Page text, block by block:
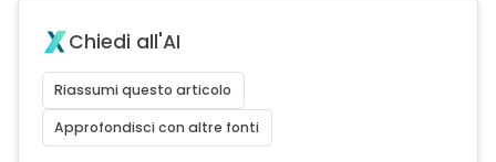
Chiedi all'AI
Riassumi questo articolo
Approfondisci con altre fonti